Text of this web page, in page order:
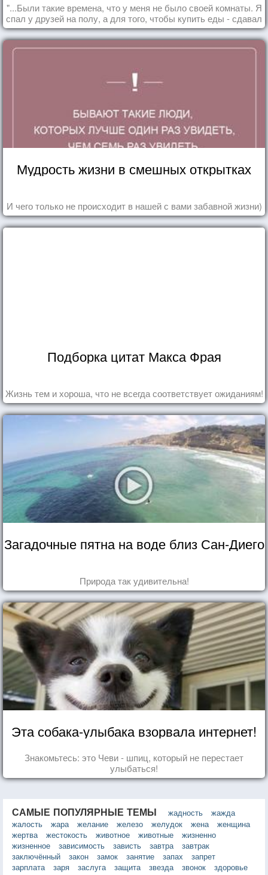
"...Были такие времена, что у меня не было своей комнаты. Я
спал у друзей на полу, а для того, чтобы купить еды - сдавал
бутылки из под кока-колы"
Мудрость жизни в смешных открытках
И чего только не происходит в нашей с вами забавной жизни)
Подборка цитат Макса Фрая
Жизнь тем и хороша, что не всегда соответствует ожиданиям!
Загадочные пятна на воде близ Сан-Диего
Природа так удивительна!
Эта собака-улыбака взорвала интернет!
Знакомьтесь: это Чеви - шпиц, который не перестает
улыбаться!
САМЫЕ ПОПУЛЯРНЫЕ ТЕМЫ жадность
жажда
жалость
жара желание железо желудок жена
женщина
жертва
жестокость животное животные
жизненно
жизненное
зависимость зависть завтра
завтрак
заключённый
закон замок занятие запах
запрет
зарплата
заря заслуга защита звезда звонок
здоровье